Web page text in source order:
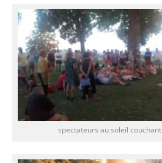
spectateurs au soleil couchant